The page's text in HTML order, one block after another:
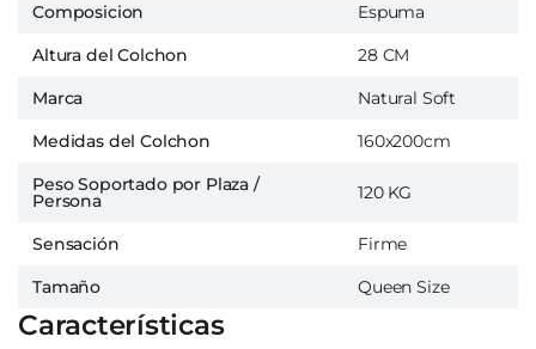
Composicion
Espuma
Altura del Colchon
28 CM
Marca
Natural Soft
Medidas del Colchon
160x200cm
Peso Soportado por Plaza /
Persona 120 KG
Sensación
Firme
Tamaño
Queen Size
Características